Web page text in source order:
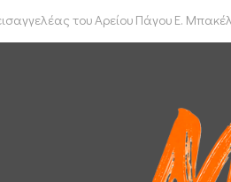
του Αρείου Πάγου Ε.
Στην τελευταία θέση η Ελλάδα για